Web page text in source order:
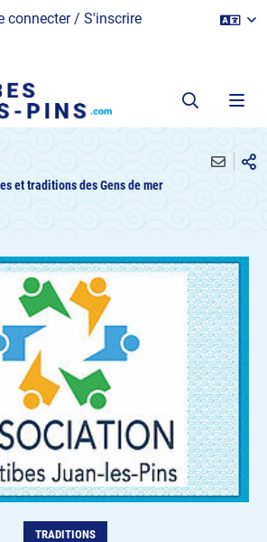
connecter / S'inscrire
et traditions des Gens de mer
TRADITIONS